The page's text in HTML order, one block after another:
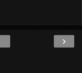
›